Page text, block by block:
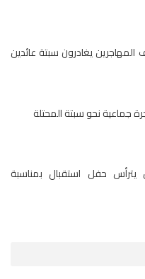
المهاجرين يغادرون سبتة عائدين
حفل استقبال بمناسبة